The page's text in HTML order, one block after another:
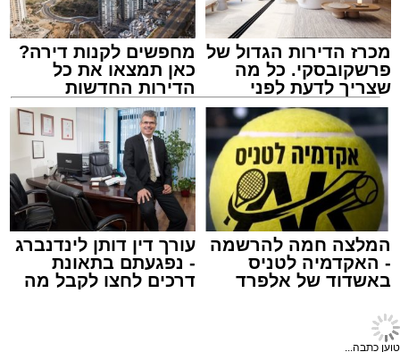
במהלך הערב יישאו דברי ברכה מ"מ ראש העיר
וומונה המרכז למורשת הרב אבי אמסלם וחבר
מועצת העיר יו"ר מהות הרב מני אזולאי.
באולם הפיס גור ברובע ז׳.
מכרז הדירות הגדול של
פרשקובסקי. כל מה
שצריך לדעת לפני
שמגישים הצעה לדירה
באשדוד
מחפשים לקנות דירה?
כאן תמצאו את כל
הדירות החדשות
למכירה באשדוד >>>
המלצה חמה להרשמה
- האקדמיה לטניס
באשדוד של אלפרד
עורך דין דותן לינדנברג
- נפגעתם בתאונת
דרכים לחצו לקבל מה
טוען כתבה...